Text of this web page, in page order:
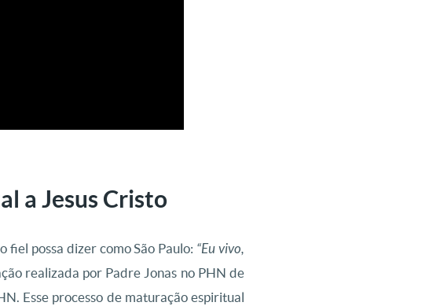
a Jesus Cristo
fiel possa dizer como São Paulo: “Eu vivo,
realizada por Padre Jonas no PHN de
Esse processo de maturação espiritual